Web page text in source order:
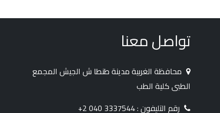
تواصل معنا
محافظة الغربية مدينة طنطا ش الجيش المجمع
الطبى كلية الطب
رقم التليفون : 3337544 040 2+